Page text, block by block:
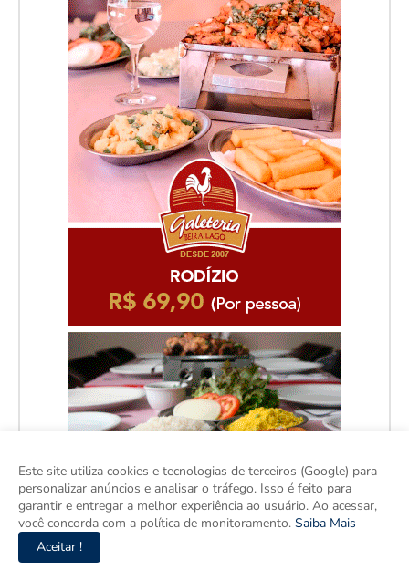
Este site utiliza cookies e tecnologias de terceiros (Google) para
personalizar anúncios e analisar o tráfego. Isso é feito para
garantir e entregar a melhor experiência ao usuário. Ao acessar,
você concorda com a política de monitoramento. Saiba Mais
Aceitar !